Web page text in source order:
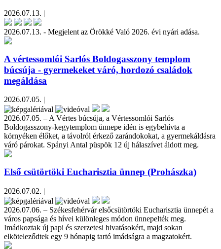
2026.07.13. |
2026.07.13. - Megjelent az Örökké Való 2026. évi nyári adása.
A vértessomlói Sarlós Boldogasszony templom
búcsúja - gyermekeket váró, hordozó családok
megáldása
2026.07.05. |
2026.07.05. – A Vértes búcsúja, a Vértessomlói Sarlós
Boldogasszony-kegytemplom ünnepe idén is egybehívta a
környéken élőket, a távolról érkező zarándokokat, a gyermekáldásra
váró párokat. Spányi Antal püspök 12 új hálaszívet áldott meg.
Első csütörtöki Eucharisztia ünnep (Prohászka)
2026.07.02. |
2026.07.06. – Székesfehérvár elsőcsütörtöki Eucharisztia ünnepét a
város papsága és hívei különleges módon ünnepelték meg.
Imádkoztak új papi és szerzetesi hivatásokért, majd sokan
elköteleződtek egy 9 hónapig tartó imádságra a magzatokért.